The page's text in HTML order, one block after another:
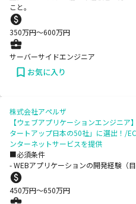
こと。
350万円〜600万円
サーバーサイドエンジニア
お気に入り
株式会社アペルザ
【ウェブアプリケーションエンジニ
タートアップ日本の50社」に選出！/
ンターネットサービスを提供
■必須条件
- WEBアプリケーションの開発経験（目
450万円〜650万円